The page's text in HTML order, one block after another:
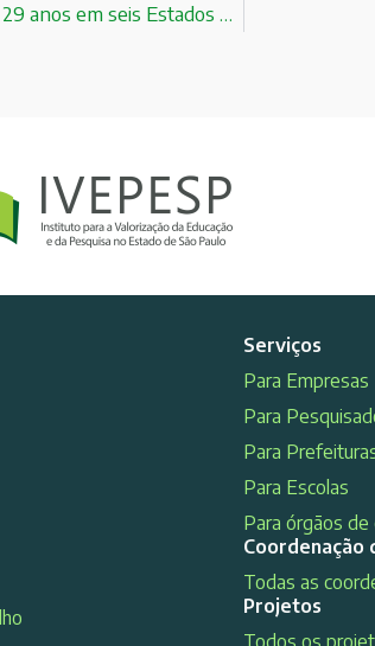
O aumento no índice de analfabetismo entre jovens de 15 a 29 anos em seis Estados brasileiros!
Serviços
Para Empresas
Para
Para
Para Escolas
Para órgãos de
Coordenação
Todas as
Projetos